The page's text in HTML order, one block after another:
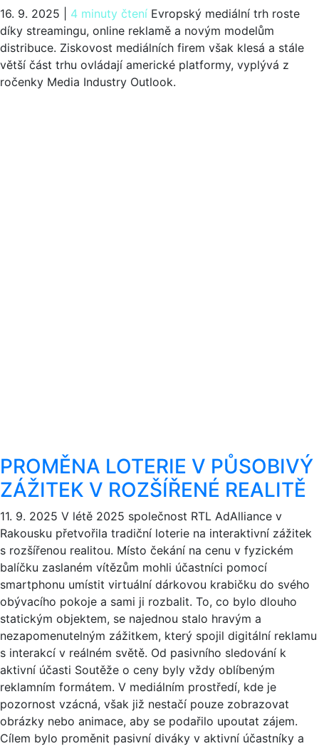
16. 9. 2025 4 minuty čtení Evropský mediální trh roste
díky streamingu, online reklamě a novým modelům
distribuce. Ziskovost mediálních firem však klesá a stále
větší část trhu ovládají americké platformy, vyplývá z
ročenky Media Industry Outlook.
PROMĚNA LOTERIE V PŮSOBIVÝ
ZÁŽITEK V ROZŠÍŘENÉ REALITĚ
11. 9. 2025 V létě 2025 společnost RTL AdAlliance v
Rakousku přetvořila tradiční loterie na interaktivní zážitek
s rozšířenou realitou. Místo čekání na cenu v fyzickém
balíčku zaslaném vítězům mohli účastníci pomocí
smartphonu umístit virtuální dárkovou krabičku do svého
obývacího pokoje a sami ji rozbalit. To, co bylo dlouho
statickým objektem, se najednou stalo hravým a
nezapomenutelným zážitkem, který spojil digitální reklamu
s interakcí v reálném světě. Od pasivního sledování k
aktivní účasti Soutěže o ceny byly vždy oblíbeným
reklamním formátem. V mediálním prostředí, kde je
pozornost vzácná, však již nestačí pouze zobrazovat
obrázky nebo animace, aby se podařilo upoutat zájem.
Cílem bylo proměnit pasivní diváky v aktivní účastníky a